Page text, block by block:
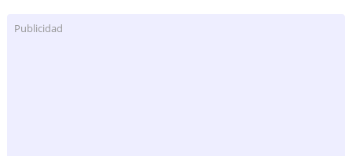
Publicidad